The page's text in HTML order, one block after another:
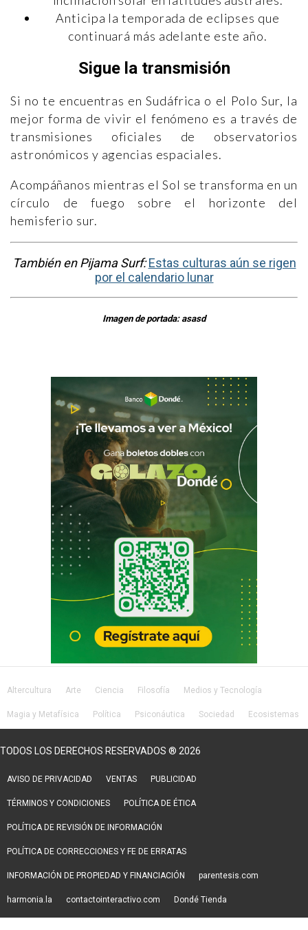
Anticipa la temporada de eclipses que
continuará más adelante este año.
Sigue la transmisión
Si no te encuentras en Sudáfrica o el Polo Sur, la
mejor forma de vivir el fenómeno es a través de
transmisiones oficiales de observatorios
astronómicos y agencias espaciales.
Acompáñanos mientras el Sol se transforma en un
círculo de fuego sobre el horizonte del
hemisferio sur.
También en Pijama Surf:Estas culturas aún se rigen
por el calendario lunar
Imagen de portada: asasd
Altercultura Arte Ciencia Filosofía Medios y Tecnología
Magia y Metafísica Política Psiconáutica Sociedad Ecosistemas
TODOS LOS DERECHOS RESERVADOS ® 2026
AVISO DE PRIVACIDAD VENTAS PUBLICIDAD
TÉRMINOS Y CONDICIONES POLÍTICA DE ÉTICA
POLÍTICA DE REVISIÓN DE INFORMACIÓN
POLÍTICA DE CORRECCIONES Y FE DE ERRATAS
INFORMACIÓN DE PROPIEDAD Y FINANCIACIÓN parentesis.com
harmonia.la contactointeractivo.com Dondé Tienda